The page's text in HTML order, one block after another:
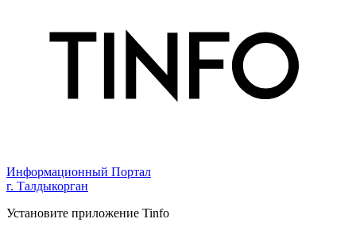
Информационный Портал
г. Талдыкорган
Установите приложение Tinfo